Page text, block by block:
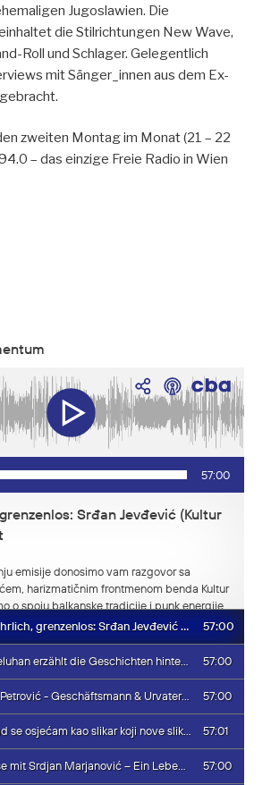
Jugoslawien. Die
die Stilrichtungen New Wave,
Roll und Schlager. Gelegentlich
mit Sänger_innen aus dem Ex-
zweiten Montag im Monat (21 – 22
– das einzige Freie Radio in Wien